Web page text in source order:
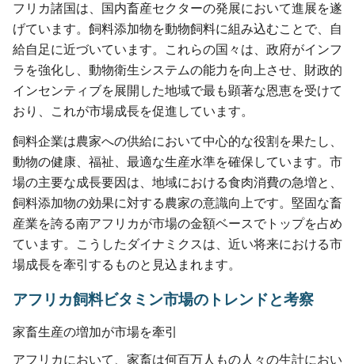
フリカ諸国は、国内畜産セクターの発展において進展を遂
げています。飼料添加物を動物飼料に組み込むことで、自
給自足に近づいています。これらの国々は、政府がインフ
ラを強化し、動物衛生システムの能力を向上させ、財政的
インセンティブを展開した地域で最も顕著な恩恵を受けて
おり、これが市場成長を促進しています。
飼料企業は農家への供給において中心的な役割を果たし、
動物の健康、福祉、最適な生産水準を確保しています。市
場の主要な成長要因は、地域における食肉消費の急増と、
飼料添加物の効果に対する農家の意識向上です。堅固な畜
産業を誇る南アフリカが市場の金額ベースでトップを占め
ています。こうしたダイナミクスは、近い将来における市
場成長を牽引するものと見込まれます。
アフリカ飼料ビタミン市場のトレンドと考察
家畜生産の増加が市場を牽引
アフリカにおいて、家畜は何百万人もの人々の生計におい